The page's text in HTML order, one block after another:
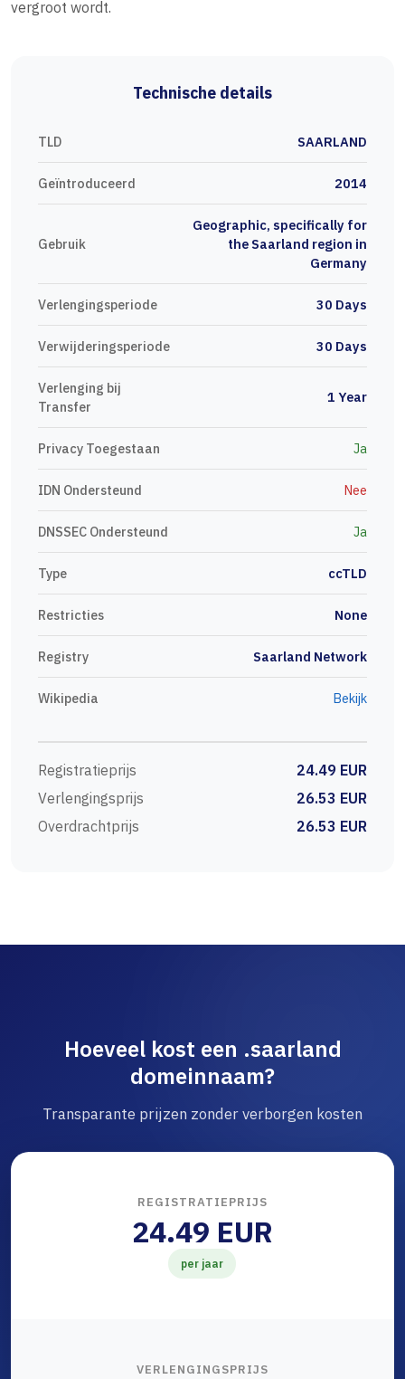
vergroot wordt.
Technische details
TLD SAARLAND
Geïntroduceerd 2014
Gebruik
Geographic, specifically for
the Saarland region in
Germany
Verlengingsperiode 30 Days
Verwijderingsperiode 30 Days
Verlenging bij
Transfer
1 Year
Privacy Toegestaan Ja
IDN Ondersteund Nee
DNSSEC Ondersteund Ja
Type ccTLD
Restricties None
Registry Saarland Network
Wikipedia Bekijk
Registratieprijs
24.49 EUR
Verlengingsprijs
26.53 EUR
Overdrachtprijs
26.53 EUR
Hoeveel kost een .saarland
domeinnaam?
Transparante prijzen zonder verborgen kosten
REGISTRATIEPRIJS
24.49 EUR
per jaar
VERLENGINGSPRIJS